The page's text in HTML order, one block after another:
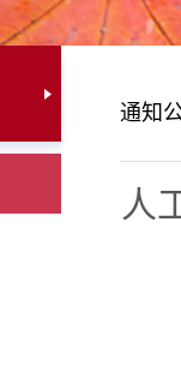
通知
人